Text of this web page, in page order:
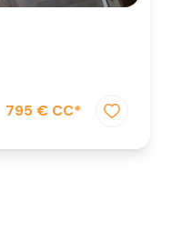
795 € CC*